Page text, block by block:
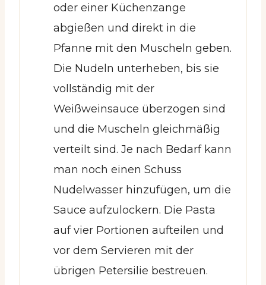
oder einer Küchenzange
abgießen und direkt in die
Pfanne mit den Muscheln geben.
Die Nudeln unterheben, bis sie
vollständig mit der
Weißweinsauce überzogen sind
und die Muscheln gleichmäßig
verteilt sind. Je nach Bedarf kann
man noch einen Schuss
Nudelwasser hinzufügen, um die
Sauce aufzulockern. Die Pasta
auf vier Portionen aufteilen und
vor dem Servieren mit der
übrigen Petersilie bestreuen.